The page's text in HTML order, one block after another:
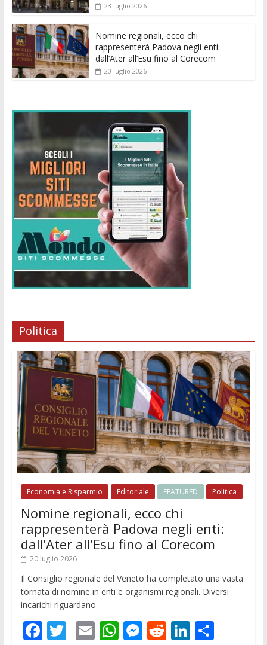
23 luglio 2026
Nomine regionali, ecco chi
rappresenterà Padova negli enti:
dall’Ater all’Esu fino al Corecom
20 luglio 2026
Politica
Economia e Risparmio Editoriale FEATURED Politica
Nomine regionali, ecco chi
rappresenterà Padova negli enti:
dall’Ater all’Esu fino al Corecom
20 luglio 2026
Il Consiglio regionale del Veneto ha completato una vasta
tornata di nomine in enti e organismi regionali. Diversi
incarichi riguardano
F T E W M R Li C